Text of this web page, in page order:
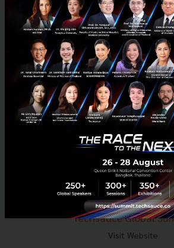
E-mail :
Tel : 02-001-5375
Mobile : 06-4658-
Techsauce Media
About Techsauce
Techsauce Services
Privacy Policy
ส่งบทความ
Techsauce Global
Visit Website